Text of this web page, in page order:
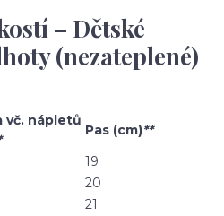
– Dětské
(nezateplené)
vč. nápletů
Pas (cm)**
19
20
21